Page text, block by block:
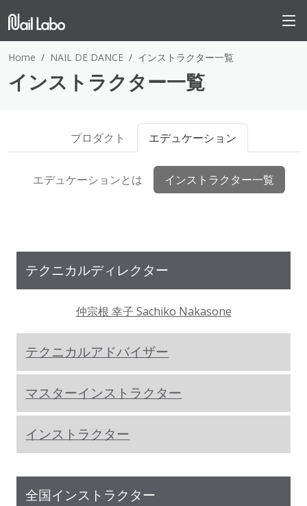
Home NAIL DE DANCE インストラクター一覧
インストラクター一覧
プロダクト エデュケーション
エデュケーションとは インストラクター一覧
テクニカルディレクター
仲宗根 幸子 Sachiko Nakasone
テクニカルアドバイザー
マスターインストラクター
インストラクター
全国インストラクター